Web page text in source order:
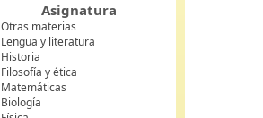
Asignatura
Otras materias
Lengua y literatura
Historia
Filosofía y ética
Matemáticas
Biología